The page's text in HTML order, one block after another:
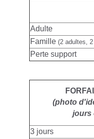
Adulte
Famille (2 adultes,
Perte support
(photo
jours
3 jours